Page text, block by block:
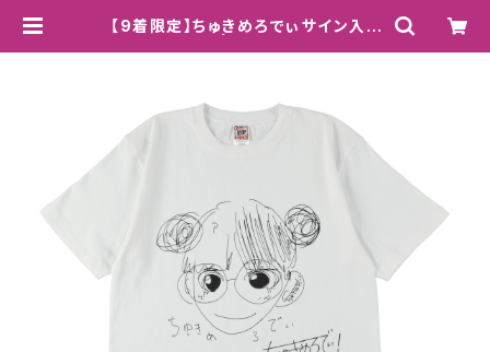
【9着限定】ちゅきめろでぃサイン入り